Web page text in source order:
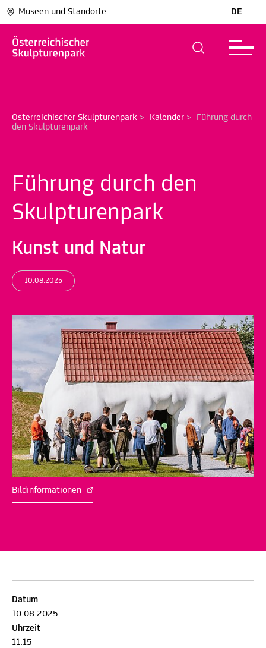
Museen und Standorte DE
Österreichischer Skulpturenpark > Kalender >
Führung durch
den Skulpturenpark
Führung durch den
Skulpturenpark
Kunst und Natur
10.08.2025
Bildinformationen
Datum
10.08.2025
Uhrzeit
11:15